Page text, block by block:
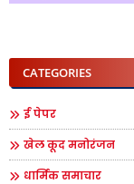
CATEGORIES
ई पेपर
खेल कूद मनोरंजन
धार्मिक समाचार